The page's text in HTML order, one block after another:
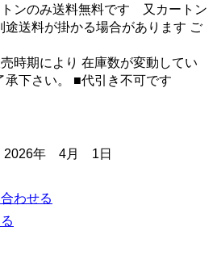
トンのみ送料無料です 又カートン
送料が掛かる場合があります ご
時期により 在庫数が変動してい
承下さい。 ■代引き不可です
2026年 4月 1日
わせる